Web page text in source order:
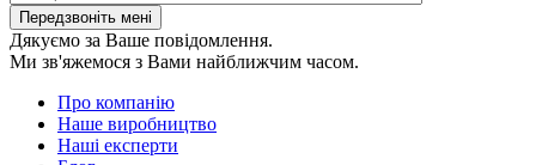
Дякуємо за Ваше повідомлення.
Ми зв'яжемося з Вами найближчим часом.
Про компанію
Наше виробництво
Наші експерти